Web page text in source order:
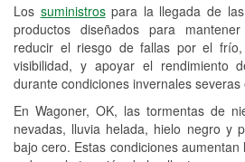
Los suministrospara la llegada de
productos diseñados para
reducir el riesgo de fallas por el
visibilidad, y apoyar el rendimiento
durante condiciones invernales severas
En Wagoner, OK, las tormentas de
nevadas, lluvia helada, hielo negro y
bajo cero. Estas condiciones
Reciclaje de baterías y
Instalación de
Instalación de
Programa de
Herramientas